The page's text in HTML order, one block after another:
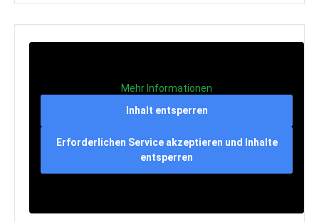
Mehr Informationen
Inhalt entsperren
Erforderlichen Service akzeptieren und Inhalte
entsperren